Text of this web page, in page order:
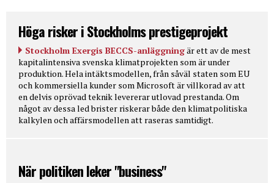
Höga risker i Stockholms prestigeprojekt
Stockholm Exergis BECCS-anläggningär ett av de mest
kapitalintensiva svenska klimatprojekten som är under
produktion. Hela intäktsmodellen, från såväl staten som EU
och kommersiella kunder som Microsoft är villkorad av att
en delvis oprövad teknik levererar utlovad prestanda. Om
något av dessa led brister riskerar både den klimatpolitiska
kalkylen och affärsmodellen att raseras samtidigt.
När politiken leker "business"